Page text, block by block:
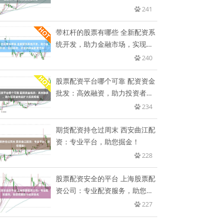
241
带杠杆的股票有哪些 全新配资系
统开发，助力金融市场，实现高
240
股票配资平台哪个可靠 配资资金
批发：高效融资，助力投资者快
234
期货配资持仓过周末 西安曲江配
资：专业平台，助您掘金！
228
股票配资安全的平台 上海股票配
资公司：专业配资服务，助您把
227